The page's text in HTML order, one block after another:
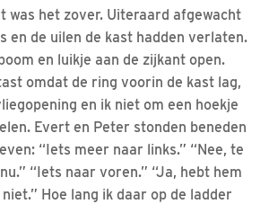
was het zover. Uiteraard afgewacht
en de uilen de kast hadden verlaten.
en luikje aan de zijkant open.
omdat de ring voorin de kast lag,
en ik niet om een hoekje
Evert en Peter stonden beneden
“Iets meer naar links.” “Nee, te
“Iets naar voren.” “Ja, hebt hem
Hoe lang ik daar op de ladder